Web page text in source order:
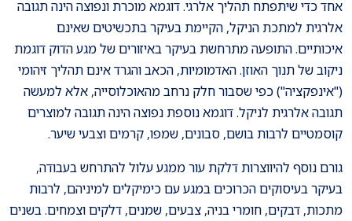
אחד כדי שיתפתח תהליך אלרגי. דוגמא מוכרת ונפוצה הינה תגובה
אלרגית למתכת הניקל, הקיימת בעיקר בתכשיטים שאינם
איכותיים. התופעה מתרחשת בעיקר באיזורים של מגע הדוק דוגמת
ניקוב של תנוך האוזן. האדמומיות, הכאב והגרד אינם תהליך זיהומי
("אינפקציה") כפי שסבור חלק נרחב מהאוכלוסייה, אלא למעשה
תגובה אלרגית לניקל. דוגמא נוספת נפוצה הינה תגובה למוצרים
קוסמטיים לרבות בושם, סבונים, שמפו, קרמים וצבעי שיער.
גורם נוסף להיווצרות דלקת עור ממגע עלול להתרחש בעבודה,
בעיקר בעיסוקים הכרוכים במגע עם כימיקלים למיניהם, לרבות
מתכות, דבקים, חומרי בניה, צבעים, שמנים, דלקים וצמחים. בשנים